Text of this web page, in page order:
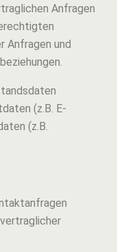
Anfragen
Anfragen und
(z.B. E-
(z.B.